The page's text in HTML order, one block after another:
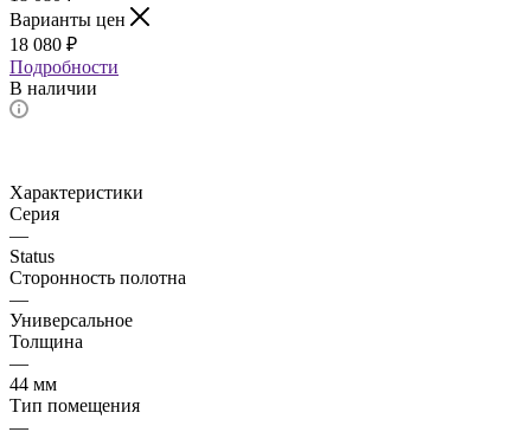
Варианты цен
18 080 ₽
Подробности
В наличии
Характеристики
Серия
—
Status
Сторонность полотна
—
Универсальное
Толщина
—
44 мм
Тип помещения
—